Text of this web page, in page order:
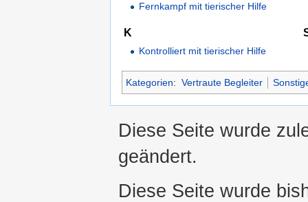
Fernkampf mit tierischer Hilfe
K
Kontrolliert mit tierischer Hilfe
Kategorien: Vertraute Begleiter
Diese Seite wurde
geändert.
Diese Seite wurde